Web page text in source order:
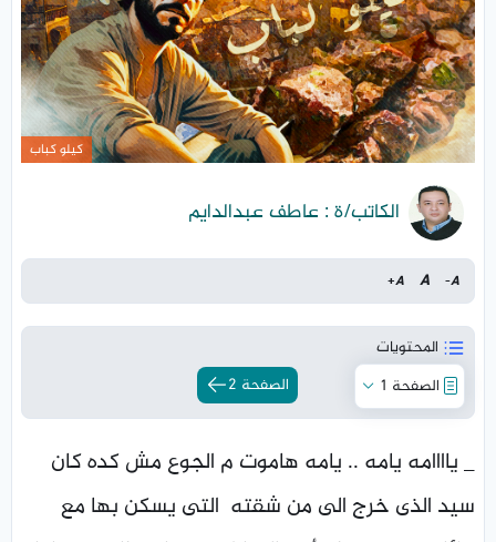
كيلو كباب
الكاتب/ة : عاطف عبدالدايم
A
-
A
A
+
الصفحة 1
الصفحة 2
_ ياااامه يامه .. يامه هاموت م الجوع مش كده كان
سيد الذى خرج الى من شقته التى يسكن بها مع